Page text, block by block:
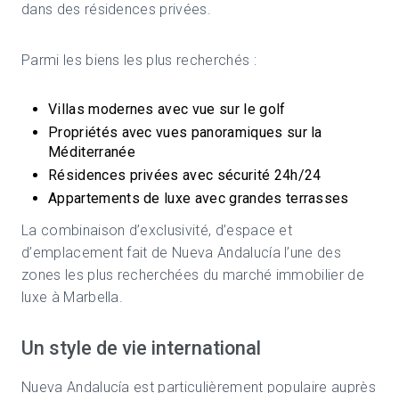
dans des résidences privées.
Parmi les biens les plus recherchés :
Villas modernes avec vue sur le golf
Propriétés avec vues panoramiques sur la
Méditerranée
Résidences privées avec sécurité 24h/24
Appartements de luxe avec grandes terrasses
La combinaison d’exclusivité, d’espace et
d’emplacement fait de Nueva Andalucía l’une des
zones les plus recherchées du marché immobilier de
luxe à Marbella.
Un style de vie international
Nueva Andalucía est particulièrement populaire auprès